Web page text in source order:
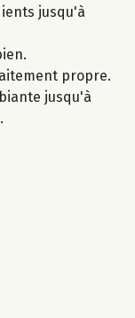
jusqu'à
propre.
jusqu'à